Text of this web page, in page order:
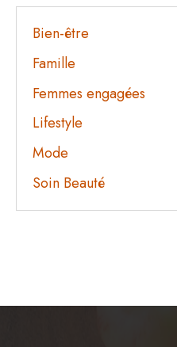
Bien-être
Famille
Femmes engagées
Lifestyle
Mode
Soin Beauté